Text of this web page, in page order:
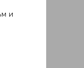
и